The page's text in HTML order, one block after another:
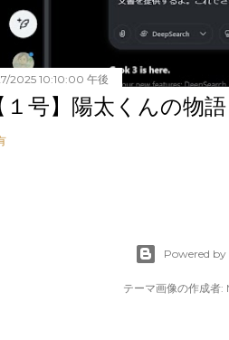
2025 10:10:00 午後
１号】陽太くんの物
Powered
テーマ画像の作成者: